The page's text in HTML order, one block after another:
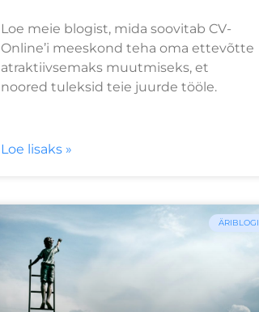
Loe meie blogist, mida soovitab CV-
Online’i meeskond teha oma ettevõtte
atraktiivsemaks muutmiseks, et
noored tuleksid teie juurde tööle.
Loe lisaks »
ÄRIBLOGI